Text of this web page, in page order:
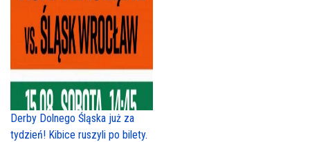
Derby Dolnego Śląska już za
tydzień! Kibice ruszyli po bilety.